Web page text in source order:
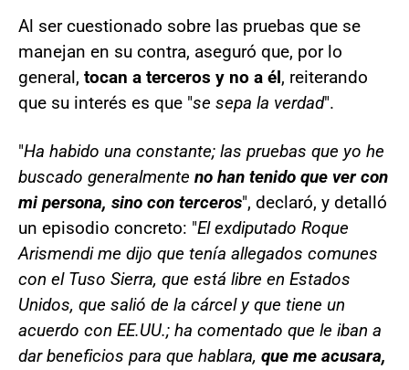
Al ser cuestionado sobre las pruebas que se
manejan en su contra, aseguró que, por lo
general, tocan a terceros y no a él, reiterando
que su interés es que "se sepa la verdad".
"Ha habido una constante; las pruebas que yo he
buscado generalmente no han tenido que ver con
mi persona, sino con terceros", declaró, y detalló
un episodio concreto: "El exdiputado Roque
Arismendi me dijo que tenía allegados comunes
con el Tuso Sierra, que está libre en Estados
Unidos, que salió de la cárcel y que tiene un
acuerdo con EE.UU.; ha comentado que le iban a
dar beneficios para que hablara, que me acusara,